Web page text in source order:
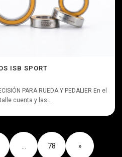
ISB SPORT
PARA RUEDA Y PEDALIER En el
cuenta y las...
… 78 »